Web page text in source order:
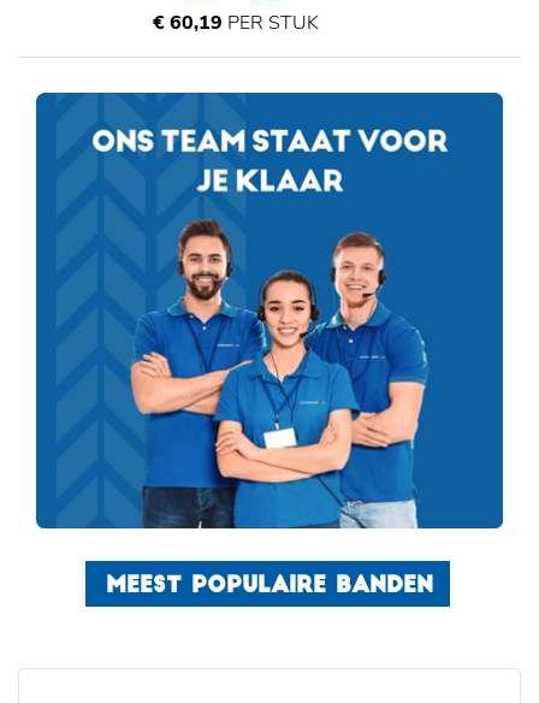
€ 60,19 PER STUK
MEEST POPULAIRE BANDEN